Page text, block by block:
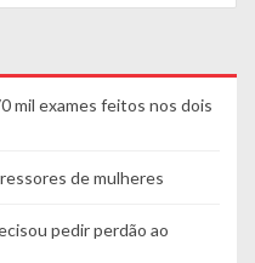
mil exames feitos nos dois
de mulheres
pedir perdão ao